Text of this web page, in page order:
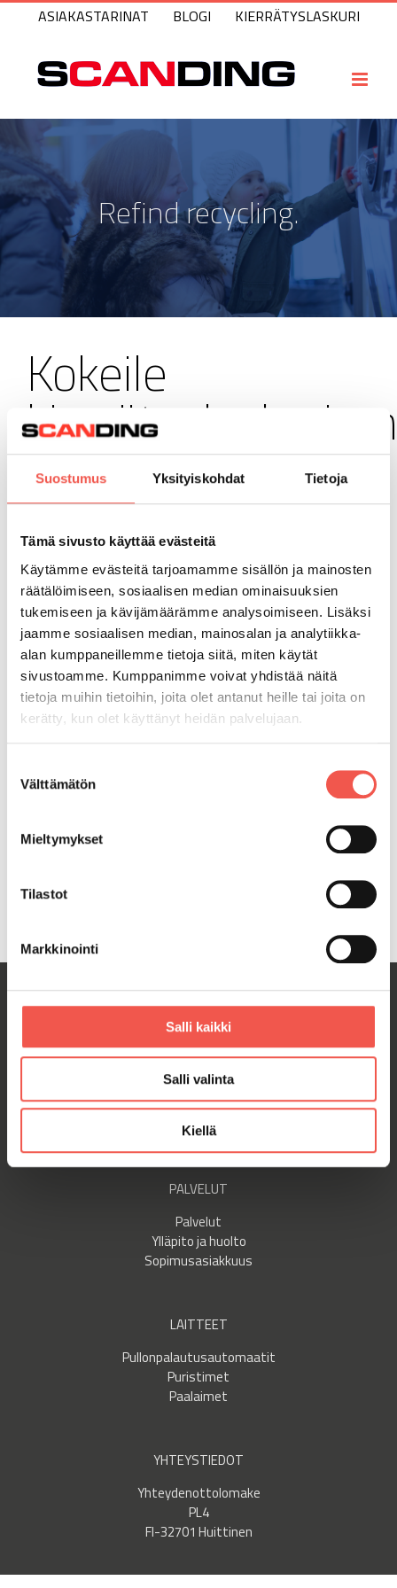
Suostumus Yksityiskohdat Tietoja
Tämä sivusto käyttää evästeitä
Käytämme evästeitä tarjoamamme sisällön ja mainosten
räätälöimiseen, sosiaalisen median ominaisuuksien
tukemiseen ja kävijämäärämme analysoimiseen. Lisäksi
jaamme sosiaalisen median, mainosalan ja analytiikka-
alan kumppaneillemme tietoja siitä, miten käytät
sivustoamme. Kumppanimme voivat yhdistää näitä
tietoja muihin tietoihin, joita olet antanut heille tai joita on
kerätty, kun olet käyttänyt heidän palvelujaan.
valinta
Välttämätön
Mieltymykset
Tilastot
Markkinointi
Salli kaikki
Salli valinta
Kiellä
Skip
ASIAKASTARINAT BLOGI KIERRÄTYSLASKURI
Refind recycling.
Kokeile
Valitse alla olevassa laskurissa ensin jätteen tyyppi ja
syötä sen jälkeen kuukausittainen jätteen määrä
kilogrammoissa. Vastauksena saat suosituksemme
puristimesta.
Jätteen tyyppi
Energia Muovi Pahvi
SCANDING
Tulevaisuuden kierrätys
Kumppanimme
Tietoa evästeistä
PALVELUT
Palvelut
Ylläpito ja huolto
Sopimusasiakkuus
LAITTEET
Pullonpalautusautomaatit
Puristimet
Paalaimet
YHTEYSTIEDOT
Yhteydenottolomake
PL4
FI-32701 Huittinen